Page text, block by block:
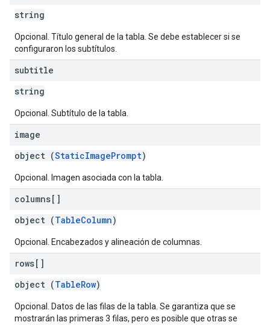
string
Opcional. Título general de la tabla. Se debe establecer si se
configuraron los subtítulos.
subtitle
string
Opcional. Subtítulo de la tabla.
image
object (StaticImagePrompt)
Opcional. Imagen asociada con la tabla.
columns[]
object (TableColumn)
Opcional. Encabezados y alineación de columnas.
rows[]
object (TableRow)
Opcional. Datos de las filas de la tabla. Se garantiza que se
mostrarán las primeras 3 filas, pero es posible que otras se